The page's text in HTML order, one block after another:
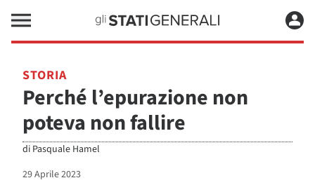
STORIA
Perché l’epurazione non
poteva non fallire
di Pasquale Hamel
29 Aprile 2023